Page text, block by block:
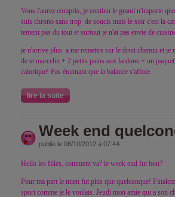
Vous l'aurez compris, je continu le grand n'importe
suis chrono sans trop de soucis mais le soir c'est la
tentent pas du tout et surtout je n'ai pas envie de
je n'arrive plus a me remettre sur le droit chemin et
de st marcelin + 2 petits pains aux lardons + un
calorique! Pas étonnant que la balance s'affole.
lire la suite
Week end
publié le 08/10/2012 à 07:44
Hello les filles, comment va? le week end fut bon?
Pour ma part le mien fut plus que quelconque!
sport comme je le voulais. Jeudi mon amie qui a son